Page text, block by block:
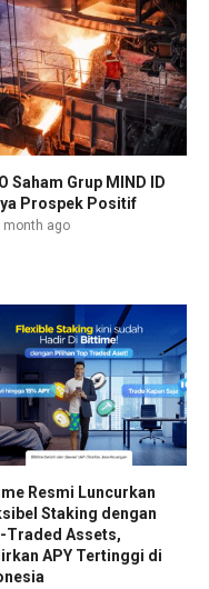
Saham Grup MIND ID
Prospek Positif
month ago
Resmi Luncurkan
Staking dengan
Traded Assets,
APY Tertinggi di